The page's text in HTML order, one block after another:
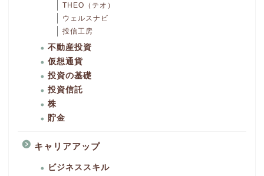
THEO（テオ）
ウェルスナビ
投信工房
不動産投資
仮想通貨
投資の基礎
投資信託
株
貯金
キャリアアップ
ビジネススキル